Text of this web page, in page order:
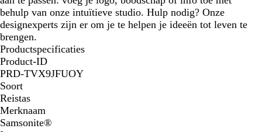
behulp van onze intuïtieve studio. Hulp nodig? Onze
designexperts zijn er om je te helpen je ideeën tot leven te
brengen.
Productspecificaties
Product-ID
PRD-TVX9JFUOY
Soort
Reistas
Merknaam
Samsonite®